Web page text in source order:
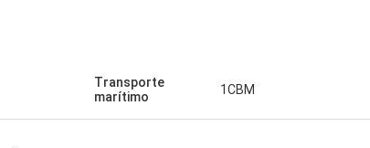
Transporte
marítimo
1CBM